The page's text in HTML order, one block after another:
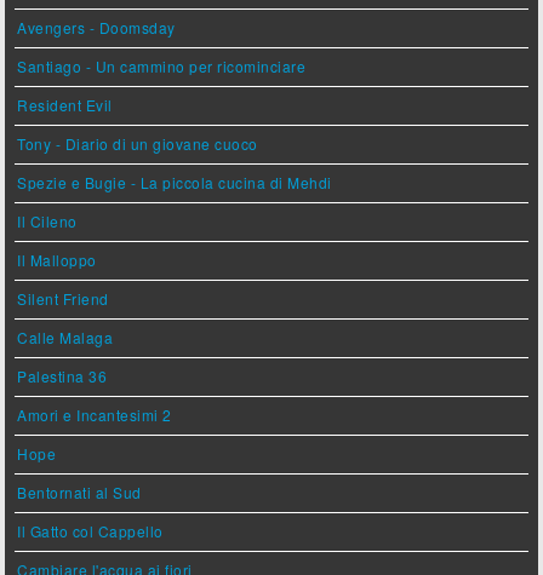
Avengers - Doomsday
Santiago - Un cammino per ricominciare
Resident Evil
Tony - Diario di un giovane cuoco
Spezie e Bugie - La piccola cucina di Mehdi
Il Cileno
Il Malloppo
Silent Friend
Calle Malaga
Palestina 36
Amori e Incantesimi 2
Hope
Bentornati al Sud
Il Gatto col Cappello
Cambiare l'acqua ai fiori